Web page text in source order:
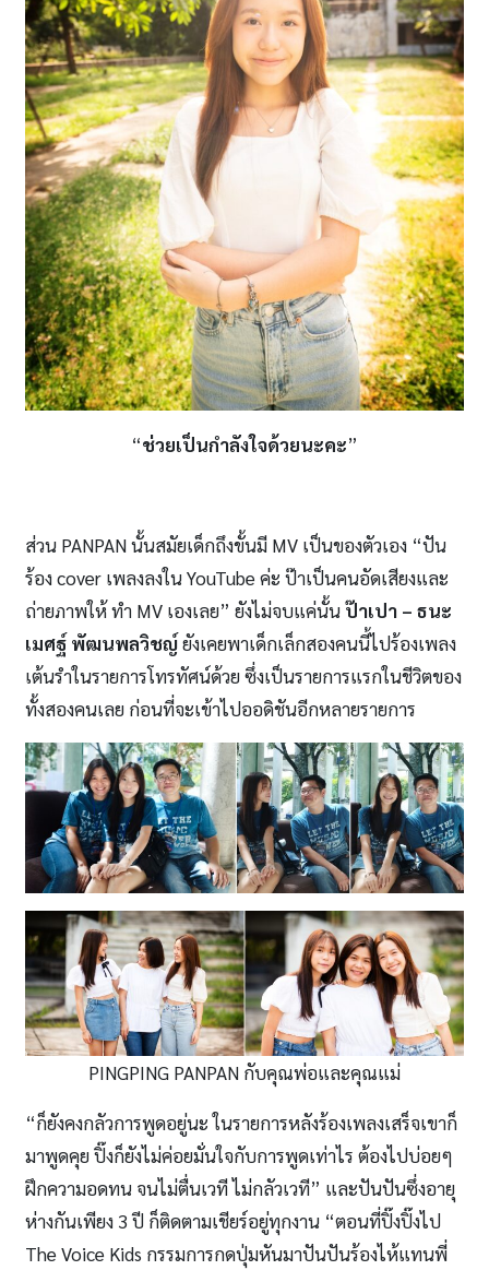
“ช่วยเป็นกำลังใจด้วยนะคะ”
ส่วน PANPAN นั้นสมัยเด็กถึงขั้นมี MV เป็นของตัวเอง “ปัน
ร้อง cover เพลงลงใน YouTube ค่ะ ป๊าเป็นคนอัดเสียงและ
ถ่ายภาพให้ ทำ MV เองเลย” ยังไม่จบแค่นั้นป๊าเปา – ธนะ
เมศฐ์ พัฒนพลวิชญ์ยังเคยพาเด็กเล็กสองคนนี้ไปร้องเพลง
เต้นรำในรายการโทรทัศน์ด้วย ซึ่งเป็นรายการแรกในชีวิตของ
ทั้งสองคนเลย ก่อนที่จะเข้าไปออดิชันอีกหลายรายการ
PINGPING PANPAN กับคุณพ่อและคุณแม่
“ก็ยังคงกลัวการพูดอยู่นะ ในรายการหลังร้องเพลงเสร็จเขาก็
มาพูดคุย ปิ๊งก็ยังไม่ค่อยมั่นใจกับการพูดเท่าไร ต้องไปบ่อยๆ
ฝึกความอดทน จนไม่ตื่นเวที ไม่กลัวเวที” และปันปันซึ่งอายุ
ห่างกันเพียง 3 ปี ก็ติดตามเชียร์อยู่ทุกงาน “ตอนที่ปิ๊งปิ๊งไป
The Voice Kids กรรมการกดปุ่มหันมาปันปันร้องไห้แทนพี่